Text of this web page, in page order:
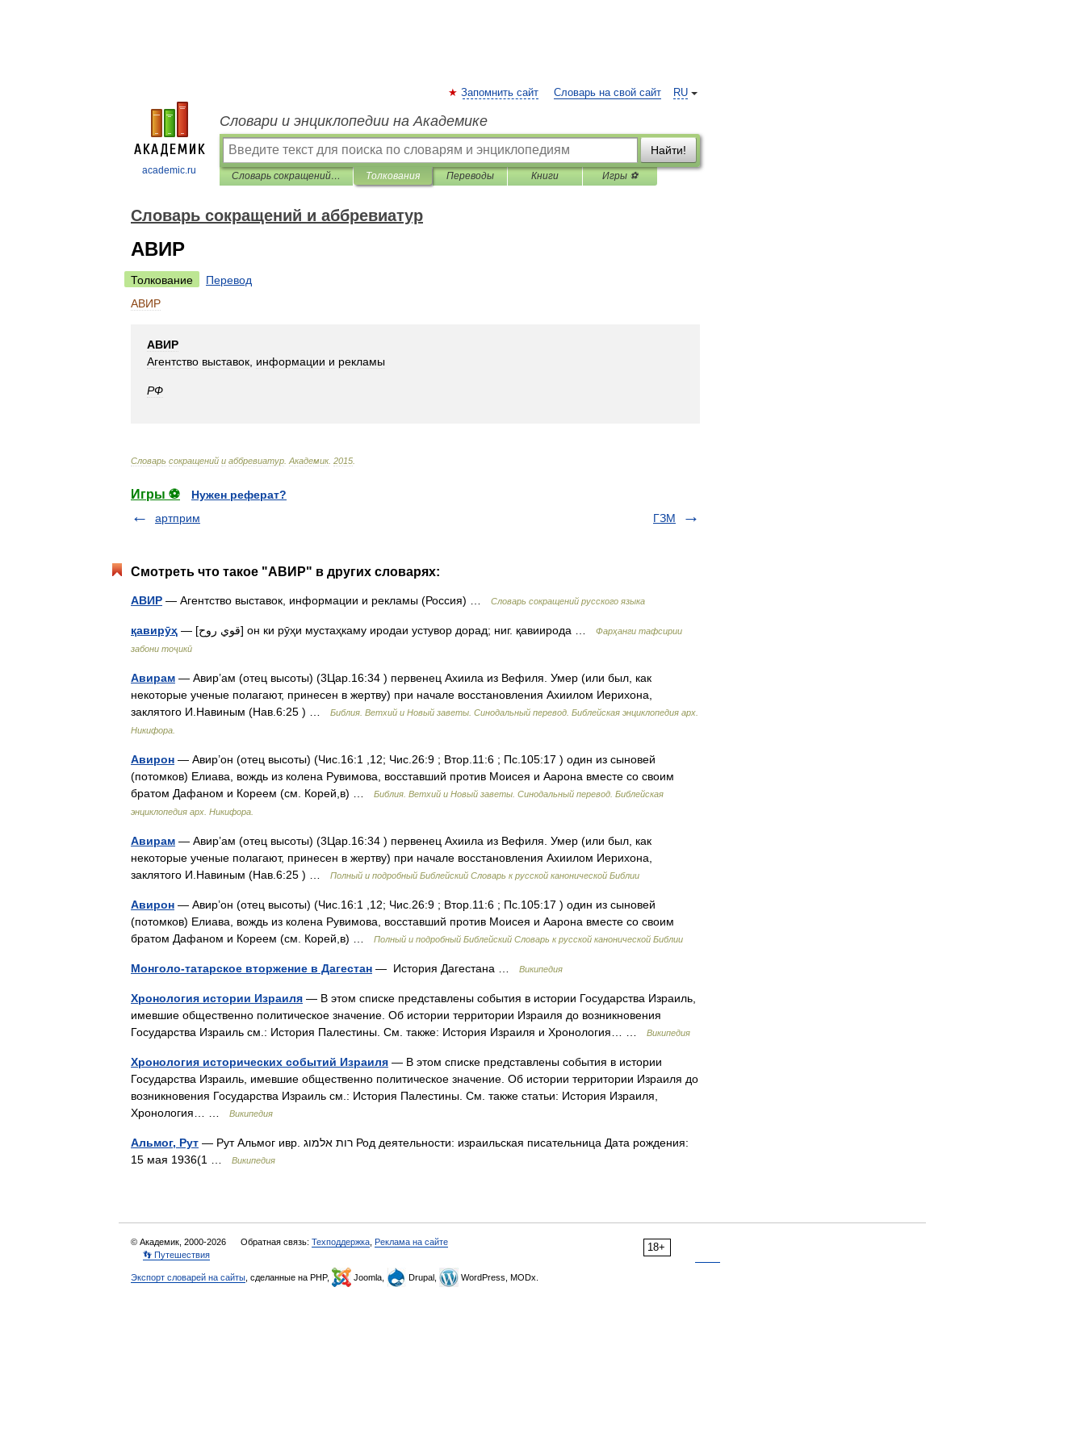
academic.ru
RU
Запомнить сайт Словарь на свой сайт
Словари и энциклопедии на Академике
Найти!
Словарь сокращений и аббревиатур Толкования Переводы Книги Игры ⚽
Словарь сокращений и аббревиатур
АВИР
Толкование
Перевод
АВИР
АВИР
Агентство выставок информации и рекламы
РФ
Словарь сокращений и аббревиатур Академик. 2015
Игры ⚽
Нужен реферат?
артприм
ГЗМ
Смотреть что такое "АВИР" в других словарях:
АВИР — Агентство выставок, информации и рекламы (Россия) … Словарь сокращений русского языка
қавирӯҳ — [قوي روح] он ки рӯҳи мустаҳкаму иродаи устувор дорад; ниг. қавиирода …
Фарҳанги тафсирии
забони тоҷикӣ
Авирам — Авир’ам (отец высоты) (3Цар.16:34 ) первенец Ахиила из Вефиля. Умер (или был, как
некоторые ученые полагают, принесен в жертву) при начале восстановления Ахиилом Иерихона,
заклятого И.Навиным (Нав.6:25 ) …
Библия. Ветхий и Новый заветы. Синодальный перевод. Библейская энциклопедия арх.
Никифора.
Авирон — Авир’он (отец высоты) (Чис.16:1 ,12; Чис.26:9 ; Втор.11:6 ; Пс.105:17 ) один из сыновей
(потомков) Елиава, вождь из колена Рувимова, восставший против Моисея и Аарона вместе со своим
братом Дафаном и Кореем (см. Корей,в) …
Библия. Ветхий и Новый заветы. Синодальный перевод. Библейская
энциклопедия арх. Никифора.
Авирам — Авир’ам (отец высоты) (3Цар.16:34 ) первенец Ахиила из Вефиля. Умер (или был, как
некоторые ученые полагают, принесен в жертву) при начале восстановления Ахиилом Иерихона,
заклятого И.Навиным (Нав.6:25 ) …
Полный и подробный Библейский Словарь к русской канонической Библии
Авирон — Авир’он (отец высоты) (Чис.16:1 ,12; Чис.26:9 ; Втор.11:6 ; Пс.105:17 ) один из сыновей
(потомков) Елиава, вождь из колена Рувимова, восставший против Моисея и Аарона вместе со своим
братом Дафаном и Кореем (см. Корей,в) …
Полный и подробный Библейский Словарь к русской канонической Библии
Монголо-татарское вторжение в Дагестан — История Дагестана … Википедия
Хронология истории Израиля — В этом списке представлены события в истории Государства Израиль,
имевшие общественно политическое значение. Об истории территории Израиля до возникновения
Государства Израиль см.: История Палестины. См. также: История Израиля и Хронология… …
Википедия
Хронология исторических событий Израиля — В этом списке представлены события в истории
Государства Израиль, имевшие общественно политическое значение. Об истории территории Израиля до
возникновения Государства Израиль см.: История Палестины. См. также статьи: История Израиля,
Хронология… …
Википедия
Альмог, Рут — Рут Альмог ивр. רות אלמוג‎ Род деятельности: израильская писательница Дата рождения:
15 мая 1936(1 …
Википедия
18+
© Академик, 2000-2026 Обратная связь: Техподдержка Реклама на сайте
👣 Путешествия
Экспорт словарей на сайты , сделанные на PHP, Joomla, Drupal, WordPress, MODx.